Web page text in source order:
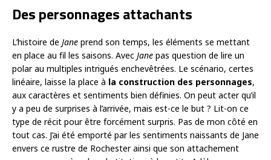
Des personnages attachants
L’histoire de Jane prend son temps, les éléments se mettant
en place au fil les saisons. Avec Jane pas question de lire un
polar au multiples intrigués enchevêtrées. Le scénario, certes
linéaire, laisse la place à la construction des personnages,
aux caractères et sentiments bien définies. On peut acter qu’il
y a peu de surprises à l’arrivée, mais est-ce le but ? Lit-on ce
type de récit pour être forcément surpris. Pas de mon côté en
tout cas. J’ai été emporté par les sentiments naissants de Jane
envers ce rustre de Rochester ainsi que son attachement